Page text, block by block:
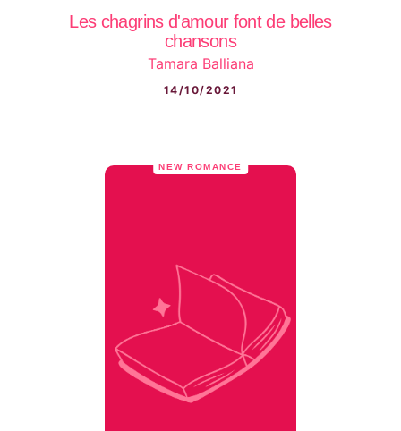
Les chagrins d'amour font de belles
chansons
Tamara Balliana
14/10/2021
NEW ROMANCE